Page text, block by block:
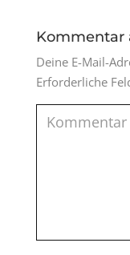
Kommentar
Deine E-Mail-
Erforderliche